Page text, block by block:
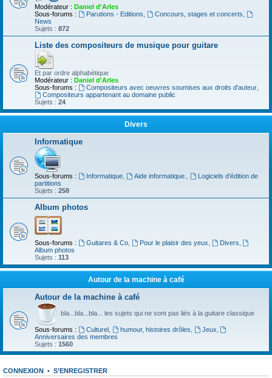
Modérateur : Daniel d'Arles
Sous-forums :
Parutions - Editions Concours, stages et concerts
News
Sujets : 872
Liste des compositeurs de musique pour guitare
Et par ordre alphabétique
Modérateur : Daniel d'Arles
Sous-forums :
Compositeurs avec oeuvres soumises aux droits d'auteur,
Compositeurs appartenant au domaine public
Sujets : 24
Divers
Informatique
Sous-forums : Informatique, Aide informatique.
Logiciels d'édition de
partitions
Sujets : 258
Album photos
Sous-forums : Guitares & Co, Pour le plaisir des yeux Divers
Album photos
Sujets : 113
Autour de la machine à café
Autour de la machine à café
bla...bla...bla... les sujets qui ne sont pas liés à la guitare classique
Sous-forums : Culturel, humour, histoires drôles Jeux
Anniversaires des membres
Sujets : 1560
CONNEXION • S’ENREGISTRER